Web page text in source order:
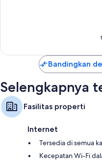
Bandingkan
Selengkapnya
Fasilitas properti
Internet
Tersedia di semua
Kecepatan Wi-Fi